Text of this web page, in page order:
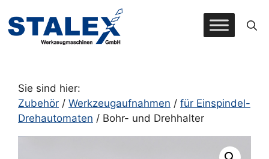
Inhalt
springen
Sie sind hier:
Zubehör / Werkzeugaufnahmen / für Einspindel-
Drehautomaten / Bohr- und Drehhalter